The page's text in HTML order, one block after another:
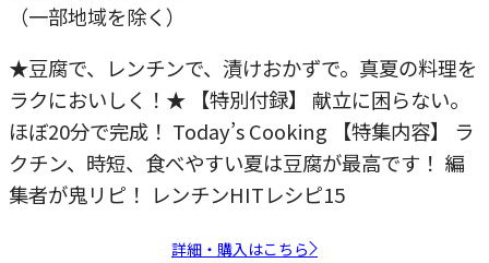
（一部地域を除く）
★豆腐で、レンチンで、漬けおかずで。真夏の料理を
ラクにおいしく！★ 【特別付録】 献立に困らない。
ほぼ20分で完成！ Today’s Cooking 【特集内容】 ラ
クチン、時短、食べやすい夏は豆腐が最高です！ 編
集者が鬼リピ！ レンチンHITレシピ15
詳細・購入はこちら